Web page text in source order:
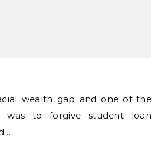
was to forgive student loan